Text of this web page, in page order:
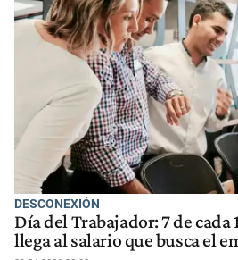
DESCONEXIÓN
Día del Trabajador: 7 de cada
llega al salario que busca el